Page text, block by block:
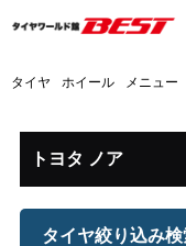
タイヤ ホイール メニュー
トヨタ ノア
タイヤ絞り込み検